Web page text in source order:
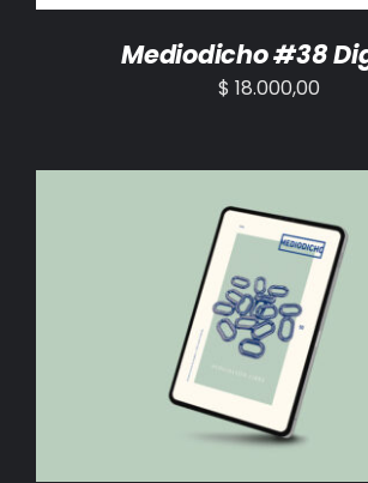
Mediodicho #38
$ 18.000,00
AÑADIR AL CARRITO /